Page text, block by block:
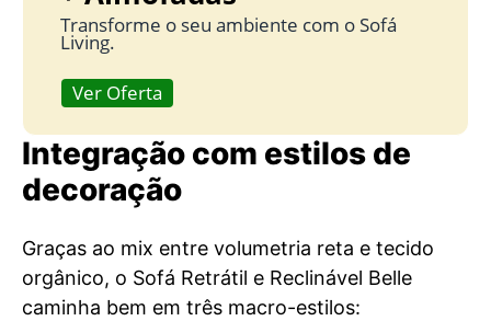
Transforme o seu ambiente com o Sofá
Living.
Ver Oferta
Integração com estilos de
decoração
Graças ao mix entre volumetria reta e tecido
orgânico, o Sofá Retrátil e Reclinável Belle
caminha bem em três macro-estilos: